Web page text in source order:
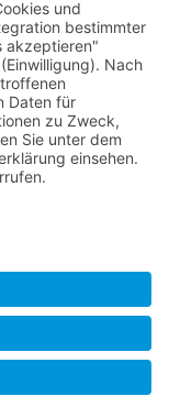
in Familie,